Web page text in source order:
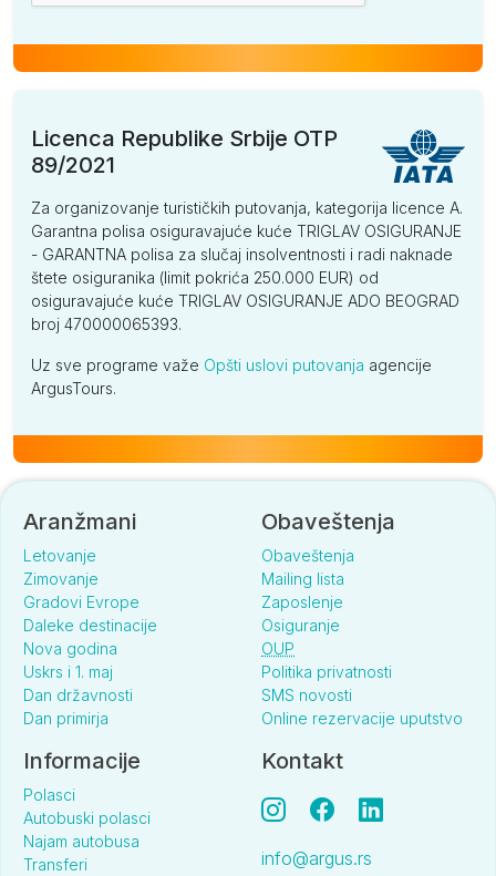
Licenca Republike Srbije OTP
89/2021
Za organizovanje turističkih putovanja, kategorija licence A.
Garantna polisa osiguravajuće kuće TRIGLAV OSIGURANJE
- GARANTNA polisa za slučaj insolventnosti i radi naknade
štete osiguranika (limit pokrića 250.000 EUR) od
osiguravajuće kuće TRIGLAV OSIGURANJE ADO BEOGRAD
broj 470000065393.
Uz sve programe važe Opšti uslovi putovanja agencije
ArgusTours.
Aranžmani
Letovanje
Zimovanje
Gradovi Evrope
Daleke destinacije
Nova godina
Uskrs i 1. maj
Dan državnosti
Dan primirja
Obaveštenja
Obaveštenja
Mailing lista
Zaposlenje
Osiguranje
OUP
Politika privatnosti
SMS novosti
Online rezervacije uputstvo
Informacije
Polasci
Autobuski polasci
Najam autobusa
Transferi
Kontakt
info@argus.rs